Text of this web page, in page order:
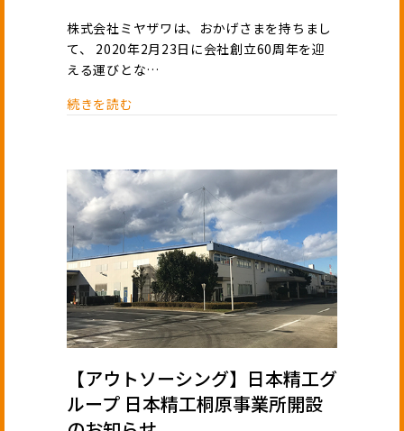
株式会社ミヤザワは、おかげさまを持ちまし
て、 2020年2月23日に会社創立60周年を迎
える運びとな…
続きを読む
【アウトソーシング】日本精工グ
ループ 日本精工桐原事業所開設